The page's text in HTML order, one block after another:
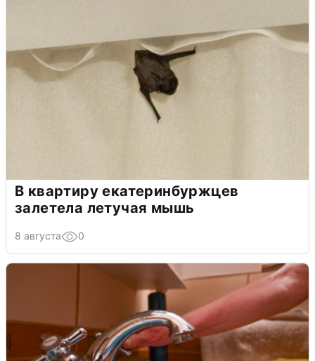
В квартиру екатеринбуржцев
залетела летучая мышь
8 августа 0